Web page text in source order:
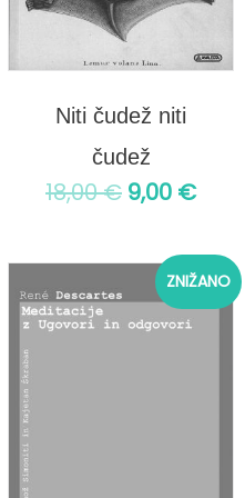
Niti čudež niti
čudež
18,00€ 9,00 €
€.
ZNIŽANO
Izvirna
cena
je